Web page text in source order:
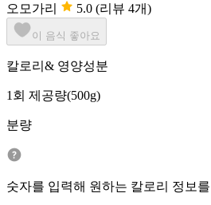
오모가리 5.0 (리뷰 4개)
이 음식 좋아요
칼로리& 영양성분
1회 제공량(500g)
분량
숫자를 입력해 원하는 칼로리 정보